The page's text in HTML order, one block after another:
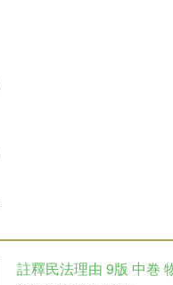
註釋民法理由 9版 中巻